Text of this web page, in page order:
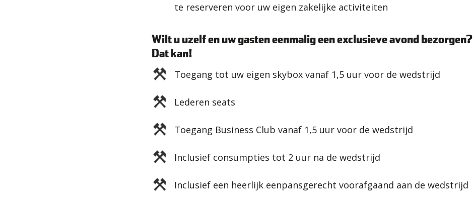
te reserveren voor uw eigen zakelijke activiteiten
Wilt u uzelf en uw gasten eenmalig een exclusieve avond bezorgen?
Dat kan!
Toegang tot uw eigen skybox vanaf 1,5 uur voor de wedstrijd
Lederen seats
Toegang Business Club vanaf 1,5 uur voor de wedstrijd
Inclusief consumpties tot 2 uur na de wedstrijd
Inclusief een heerlijk eenpansgerecht voorafgaand aan de wedstrijd